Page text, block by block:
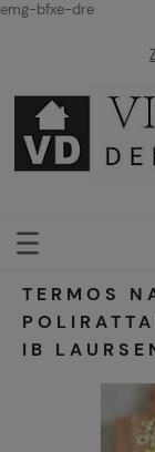
emg-bfxe-dre
TERMOS
IB